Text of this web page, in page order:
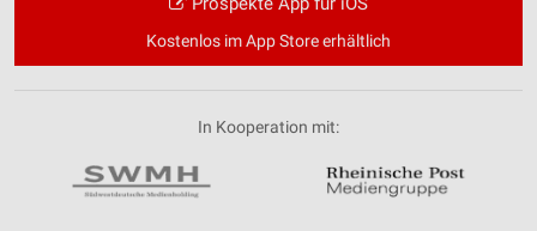
Kostenlos im App Store erhältlich
In Kooperation mit: